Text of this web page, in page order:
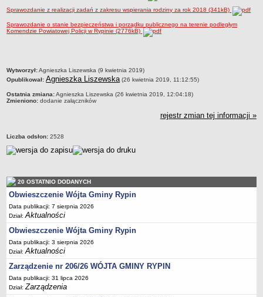
Dane teleadresowe
Tabela informacyjna
Pracownicy urzędu - urząd gminy
Pracownicy urzędu - baza magazynowo - warsztatowa
Kompetencje referatów
Ogłoszenia o naborze na wolne stanowiska urzędnicze
Wyniki naboru na wolne stanowiska urzędnicze
Petycje
Sygnaliści
Galeria
Raporty o stanie dostępności
Wnioski
WŁADZE I STRUKTURA
Struktura organizacyjna
Sprawozdanie z realizacji zadań z zakresu wspierania rodziny za rok 2018 (341kB)
Sprawozdanie o stanie bezpieczeństwa i porządku publicznego na terenie podległym
Komendzie Powiatowej Policji w Rypinie (2776kB)
metryczka
Wytworzył:Agnieszka Liszewska (9 kwietnia 2019)
Opublikował: Agnieszka Liszewska(26 kwietnia 2019, 11:12:55)
Ostatnia zmiana:Agnieszka Liszewska (26 kwietnia 2019, 12:04:18)
Zmieniono: dodanie załączników
rejestr zmian tej informacji »
Liczba odsłon: 2528
20 OSTATNIO DODANYCH
Obwieszczenie Wójta Gminy Rypin
Data publikacji: 7 sierpnia 2026
Dział:Aktualności
Obwieszczenie Wójta Gminy Rypin
Data publikacji: 3 sierpnia 2026
Dział:Aktualności
Zarządzenie nr 206/26 WÓJTA GMINY RYPIN
Data publikacji: 31 lipca 2026
Dział:Zarządzenia